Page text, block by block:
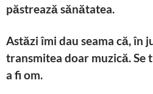
păstrează sănătatea.
Astăzi îmi dau seama că, în
transmitea doar muzică. Se
a fi om.